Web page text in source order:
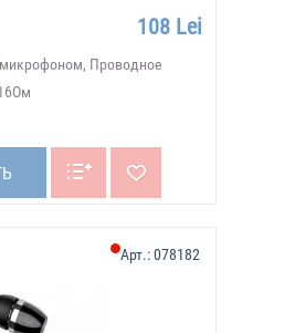
108 Lei
Проводное
Арт.:078182